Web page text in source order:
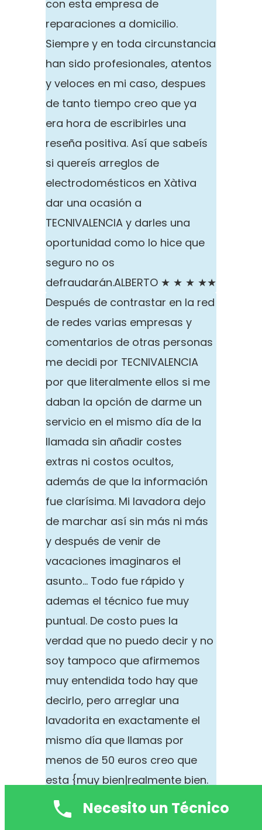
con esta empresa de
reparaciones a domicilio.
Siempre y en toda circunstancia
han sido profesionales, atentos
y veloces en mi caso, despues
de tanto tiempo creo que ya
era hora de escribirles una
reseña positiva. Así que sabeís
si quereís arreglos de
electrodomésticos en Xàtiva
dar una ocasión a
TECNIVALENCIA y darles una
oportunidad como lo hice que
seguro no os
defraudarán.ALBERTO ★ ★ ★ ★★
Después de contrastar en la red
de redes varias empresas y
comentarios de otras personas
me decidi por TECNIVALENCIA
por que literalmente ellos si me
daban la opción de darme un
servicio en el mismo día de la
llamada sin añadir costes
extras ni costos ocultos,
además de que la información
fue clarísima. Mi lavadora dejo
de marchar así sin más ni más
y después de venir de
vacaciones imaginaros el
asunto… Todo fue rápido y
ademas el técnico fue muy
puntual. De costo pues la
verdad que no puedo decir y no
soy tampoco que afirmemos
muy entendida todo hay que
decirlo, pero arreglar una
lavadorita en exactamente el
mismo día que llamas por
menos de 50 euros creo que
esta {muy bien|realmente bien.
Soy una persona muy
calculadora y en un caso así
Necesito un Técnico